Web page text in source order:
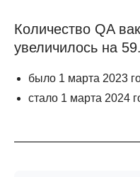
Количество QA
увеличилось на
было 1 марта 2023
стало 1 марта 2024